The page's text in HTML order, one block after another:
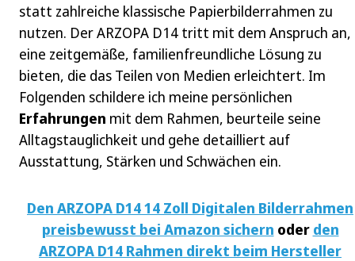
statt zahlreiche klassische Papierbilderrahmen zu
nutzen. Der ARZOPA D14 tritt mit dem Anspruch an,
eine zeitgemäße, familienfreundliche Lösung zu
bieten, die das Teilen von Medien erleichtert. Im
Folgenden schildere ich meine persönlichen
Erfahrungen mit dem Rahmen, beurteile seine
Alltagstauglichkeit und gehe detailliert auf
Ausstattung, Stärken und Schwächen ein.
Den ARZOPA D14 14 Zoll Digitalen Bilderrahmen
preisbewusst bei Amazon sichern oder den
ARZOPA D14 Rahmen direkt beim Hersteller